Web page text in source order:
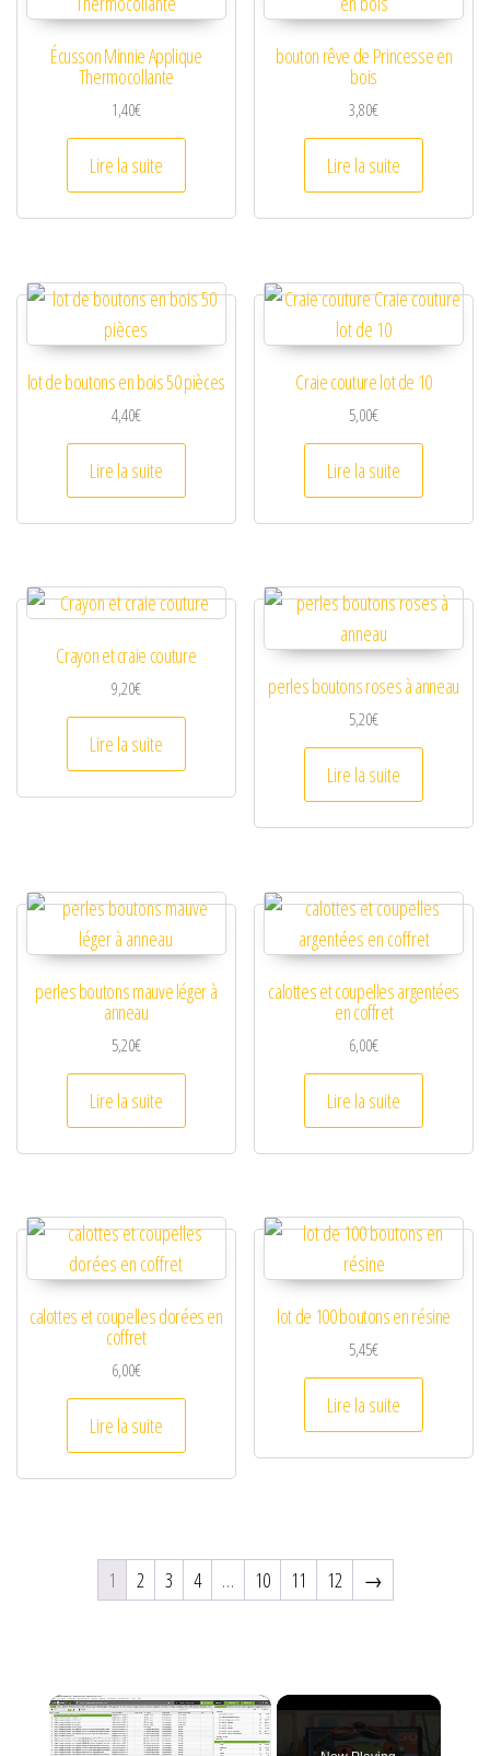
Écusson Minnie Applique
Thermocollante
1,40€
Lire la suite
bouton rêve de Princesse en
bois
3,80€
Lire la suite
lot de boutons en bois 50 pièces
4,40€
Lire la suite
Craie couture lot de 10
5,00€
Lire la suite
Crayon et craie couture
9,20€
Lire la suite
perles boutons roses à anneau
5,20€
Lire la suite
perles boutons mauve léger à
anneau
5,20€
Lire la suite
calottes et coupelles argentées
en coffret
6,00€
Lire la suite
calottes et coupelles dorées en
coffret
6,00€
Lire la suite
lot de 100 boutons en résine
5,45€
Lire la suite
1 2 3 4 … 10 11 12 →
×